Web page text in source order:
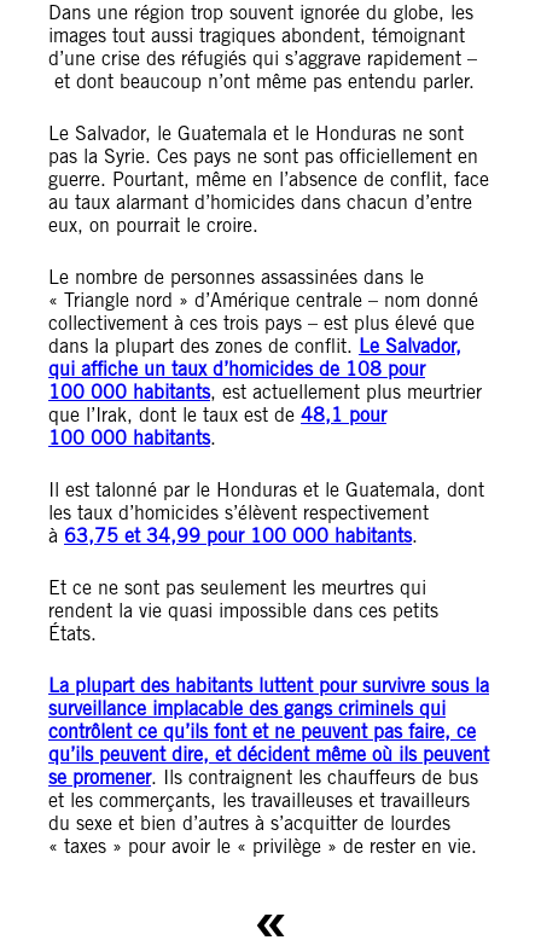
Dans une région trop souvent ignorée du globe, les
images tout aussi tragiques abondent, témoignant
d’une crise des réfugiés qui s’aggrave rapidement –
et dont beaucoup n’ont même pas entendu parler.
Le Salvador, le Guatemala et le Honduras ne sont
pas la Syrie. Ces pays ne sont pas officiellement en
guerre. Pourtant, même en l’absence de conflit, face
au taux alarmant d’homicides dans chacun d’entre
eux, on pourrait le croire.
Le nombre de personnes assassinées dans le
« Triangle nord » d’Amérique centrale – nom donné
collectivement à ces trois pays – est plus élevé que
dans la plupart des zones de conflit. Le Salvador,
qui affiche un taux d’homicides de 108 pour
100 000 habitants, est actuellement plus meurtrier
que l’Irak, dont le taux est de 48,1 pour
100 000 habitants.
Il est talonné par le Honduras et le Guatemala, dont
les taux d’homicides s’élèvent respectivement
à 63,75 et 34,99 pour 100 000 habitants.
Et ce ne sont pas seulement les meurtres qui
rendent la vie quasi impossible dans ces petits
États.
La plupart des habitants luttent pour survivre sous la
surveillance implacable des gangs criminels qui
contrôlent ce qu’ils font et ne peuvent pas faire, ce
qu’ils peuvent dire, et décident même où ils peuvent
se promener. Ils contraignent les chauffeurs de bus
et les commerçants, les travailleuses et travailleurs
du sexe et bien d’autres à s’acquitter de lourdes
« taxes » pour avoir le « privilège » de rester en vie.